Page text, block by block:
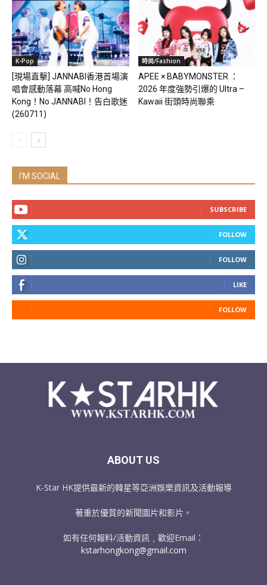
K-Pop
[現場直擊] JANNABI香港首場演
唱會感動落幕 高喊No Hong
Kong！No JANNABI！告白歌迷
(260711)
時尚/Fashion
APEE × BABYMONSTER ：
2026 年度強勢引爆的 Ultra –
Kawaii 街頭時尚聯乘
I'M SOCIAL
SUBSCRIBE
FOLLOW
FOLLOW
LIKE
FOLLOW
ABOUT US
K-Star HK提供最新的韓星等亞洲娛樂資訊及活動報導
著重於優質的新聞圖片和影片。
如有任何報料/活動資訊﹐歡迎Email：
kstarhongkong@gmail.com